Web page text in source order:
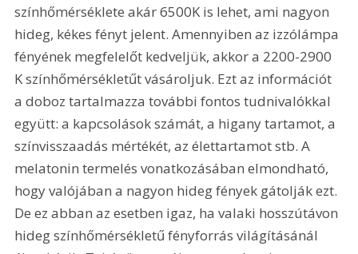
színhőmérséklete akár 6500K is lehet, ami nagyon
hideg, kékes fényt jelent. Amennyiben az izzólámpa
fényének megfelelőt kedveljük, akkor a 2200-2900
K színhőmérsékletűt vásároljuk. Ezt az információt
a doboz tartalmazza további fontos tudnivalókkal
együtt: a kapcsolások számát, a higany tartamot, a
színvisszaadás mértékét, az élettartamot stb. A
melatonin termelés vonatkozásában elmondható,
hogy valójában a nagyon hideg fények gátolják ezt.
De ez abban az esetben igaz, ha valaki hosszútávon
hideg színhőmérsékletű fényforrás világításánál